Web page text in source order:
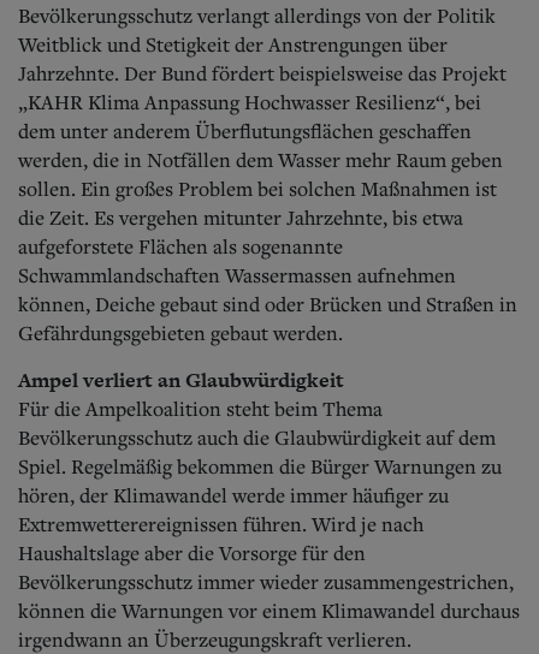
Bevölkerungsschutz verlangt allerdings von der Politik
Weitblick und Stetigkeit der Anstrengungen über
Jahrzehnte. Der Bund fördert beispielsweise das Projekt
„KAHR Klima Anpassung Hochwasser Resilienz“, bei
dem unter anderem Überflutungsflächen geschaffen
werden, die in Notfällen dem Wasser mehr Raum geben
sollen. Ein großes Problem bei solchen Maßnahmen ist
die Zeit. Es vergehen mitunter Jahrzehnte, bis etwa
aufgeforstete Flächen als sogenannte
Schwammlandschaften Wassermassen aufnehmen
können, Deiche gebaut sind oder Brücken und Straßen in
Gefährdungsgebieten gebaut werden.
Ampel verliert an Glaubwürdigkeit
Für die Ampelkoalition steht beim Thema
Bevölkerungsschutz auch die Glaubwürdigkeit auf dem
Spiel. Regelmäßig bekommen die Bürger Warnungen zu
hören, der Klimawandel werde immer häufiger zu
Extremwetterereignissen führen. Wird je nach
Haushaltslage aber die Vorsorge für den
Bevölkerungsschutz immer wieder zusammengestrichen,
können die Warnungen vor einem Klimawandel durchaus
irgendwann an Überzeugungskraft verlieren.